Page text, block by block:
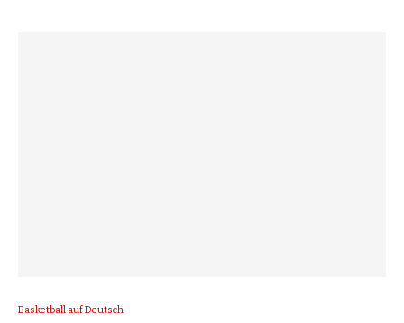
Basketball auf Deutsch